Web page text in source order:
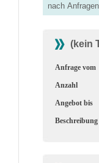
(kein
Anfrage vom
Anzahl
Angebot bis
Beschreibung